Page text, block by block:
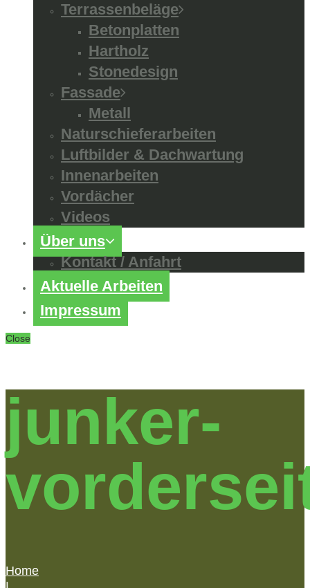
Terrassenbeläge
Betonplatten
Hartholz
Stonedesign
Fassade
Metall
Naturschieferarbeiten
Luftbilder & Dachwartung
Innenarbeiten
Vordächer
Videos
Über uns
Kontakt / Anfahrt
Aktuelle Arbeiten
Impressum
Close
junker-
Home